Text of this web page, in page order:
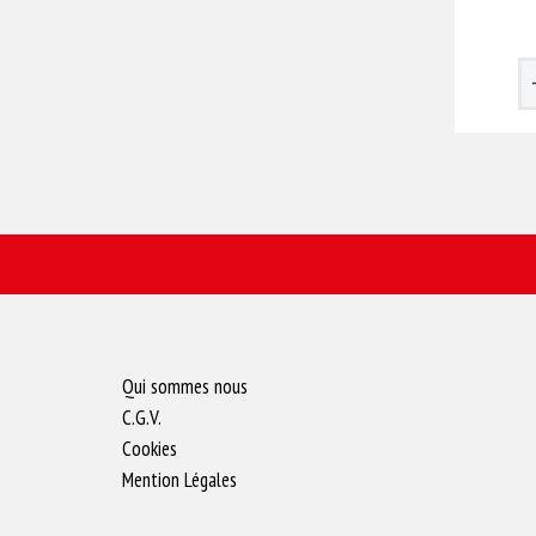
Qui sommes nous
C.G.V.
Cookies
Mention Légales